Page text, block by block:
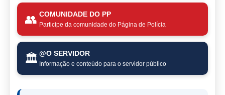
👥 COMUNIDADE DO PP
Participe da comunidade do Página de Polícia
🏛️ @O SERVIDOR
Informação e conteúdo para o servidor público